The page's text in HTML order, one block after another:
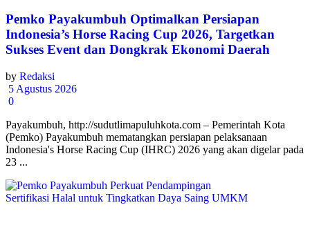
Pemko Payakumbuh Optimalkan Persiapan
Indonesia’s Horse Racing Cup 2026, Targetkan
Sukses Event dan Dongkrak Ekonomi Daerah
by Redaksi
5 Agustus 2026
0
Payakumbuh, http://sudutlimapuluhkota.com – Pemerintah Kota
(Pemko) Payakumbuh mematangkan persiapan pelaksanaan
Indonesia's Horse Racing Cup (IHRC) 2026 yang akan digelar pada
23 ...